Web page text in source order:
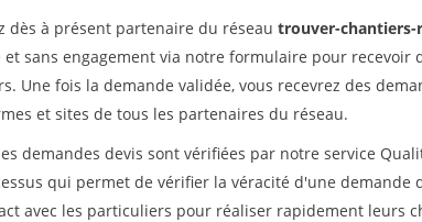
dès à présent partenaire du réseau trouver-
sans engagement via notre formulaire pour recevoir
Une fois la demande validée, vous recevrez des
et sites de tous les partenaires du réseau.
demandes devis sont vérifiées par notre service
qui permet de vérifier la véracité d'une demande
avec les particuliers pour réaliser rapidement leurs